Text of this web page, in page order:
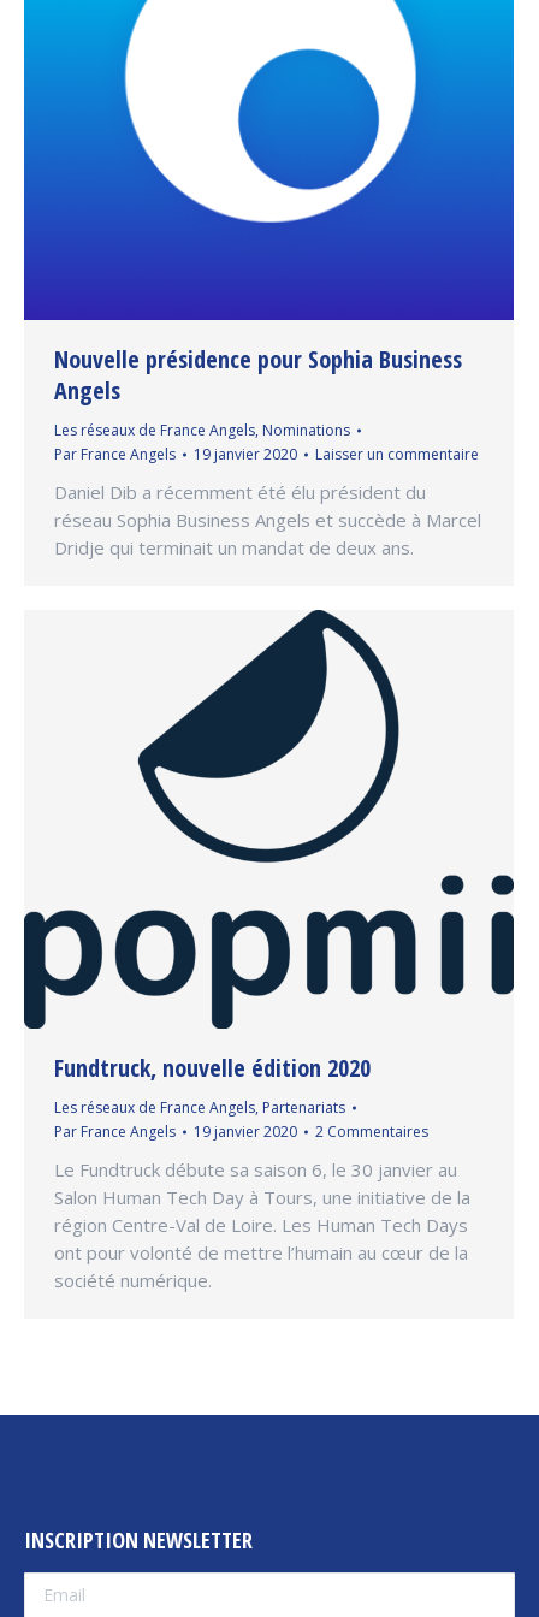
Nouvelle présidence pour Sophia Business
Angels
Les réseaux de France Angels, Nominations
Par France Angels 19 janvier 2020 Laisser un commentaire
Daniel Dib a récemment été élu président du
réseau Sophia Business Angels et succède à Marcel
Dridje qui terminait un mandat de deux ans.
Fundtruck, nouvelle édition 2020
Les réseaux de France Angels, Partenariats
Par France Angels 19 janvier 2020 2 Commentaires
Le Fundtruck débute sa saison 6, le 30 janvier au
Salon Human Tech Day à Tours, une initiative de la
région Centre-Val de Loire. Les Human Tech Days
ont pour volonté de mettre l’humain au cœur de la
société numérique.
INSCRIPTION NEWSLETTER